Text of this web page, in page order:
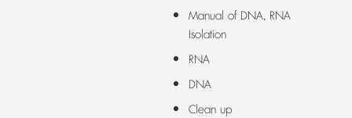
Manual of DNA, RNA
Isolation
RNA
DNA
Clean up